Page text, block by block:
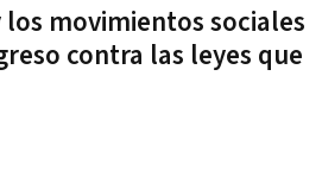
los movimientos sociales
contra las leyes que